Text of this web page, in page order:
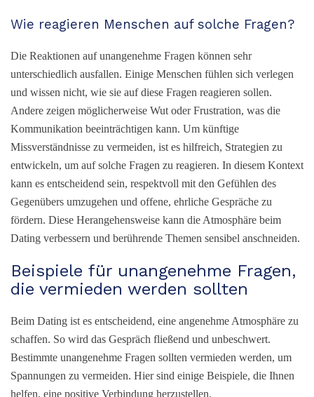
Wie reagieren Menschen auf solche Fragen?
Die Reaktionen auf unangenehme Fragen können sehr
unterschiedlich ausfallen. Einige Menschen fühlen sich verlegen
und wissen nicht, wie sie auf diese Fragen reagieren sollen.
Andere zeigen möglicherweise Wut oder Frustration, was die
Kommunikation beeinträchtigen kann. Um künftige
Missverständnisse zu vermeiden, ist es hilfreich, Strategien zu
entwickeln, um auf solche Fragen zu reagieren. In diesem Kontext
kann es entscheidend sein, respektvoll mit den Gefühlen des
Gegenübers umzugehen und offene, ehrliche Gespräche zu
fördern. Diese Herangehensweise kann die Atmosphäre beim
Dating verbessern und berührende Themen sensibel anschneiden.
Beispiele für unangenehme Fragen,
die vermieden werden sollten
Beim Dating ist es entscheidend, eine angenehme Atmosphäre zu
schaffen. So wird das Gespräch fließend und unbeschwert.
Bestimmte unangenehme Fragen sollten vermieden werden, um
Spannungen zu vermeiden. Hier sind einige Beispiele, die Ihnen
helfen, eine positive Verbindung herzustellen.